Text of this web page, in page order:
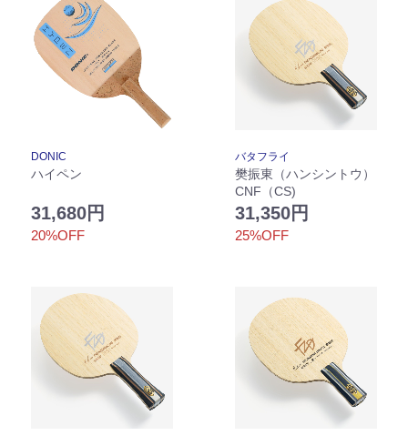
DONIC
ハイペン
31,680円
20%OFF
バタフライ
樊振東（ハンシントウ）
CNF（CS)
31,350円
25%OFF